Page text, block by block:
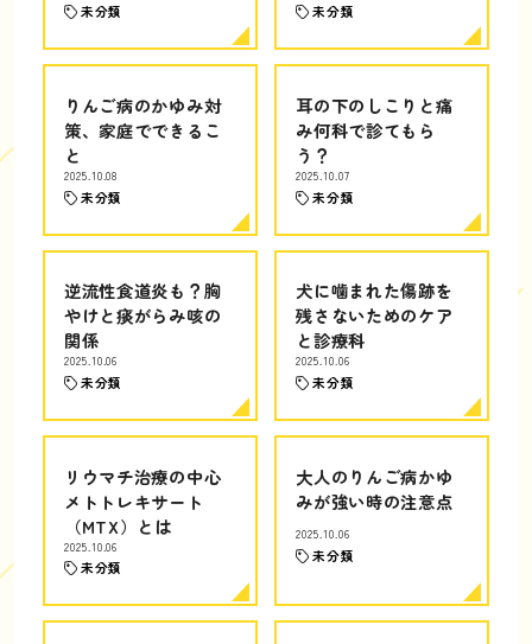
未分類 未分類
りんご病のかゆみ対
策、家庭でできるこ
と
2025.10.08
未分類
耳の下のしこりと痛
み何科で診てもら
う？
2025.10.07
未分類
逆流性食道炎も？胸
やけと痰がらみ咳の
関係
2025.10.06
未分類
犬に噛まれた傷跡を
残さないためのケア
と診療科
2025.10.06
未分類
リウマチ治療の中心
メトトレキサート
（MTX）とは
2025.10.06
未分類
大人のりんご病かゆ
みが強い時の注意点
2025.10.06
未分類